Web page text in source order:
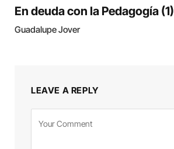
En deuda con la Pedagogía (1)
Guadalupe Jover
LEAVE A REPLY